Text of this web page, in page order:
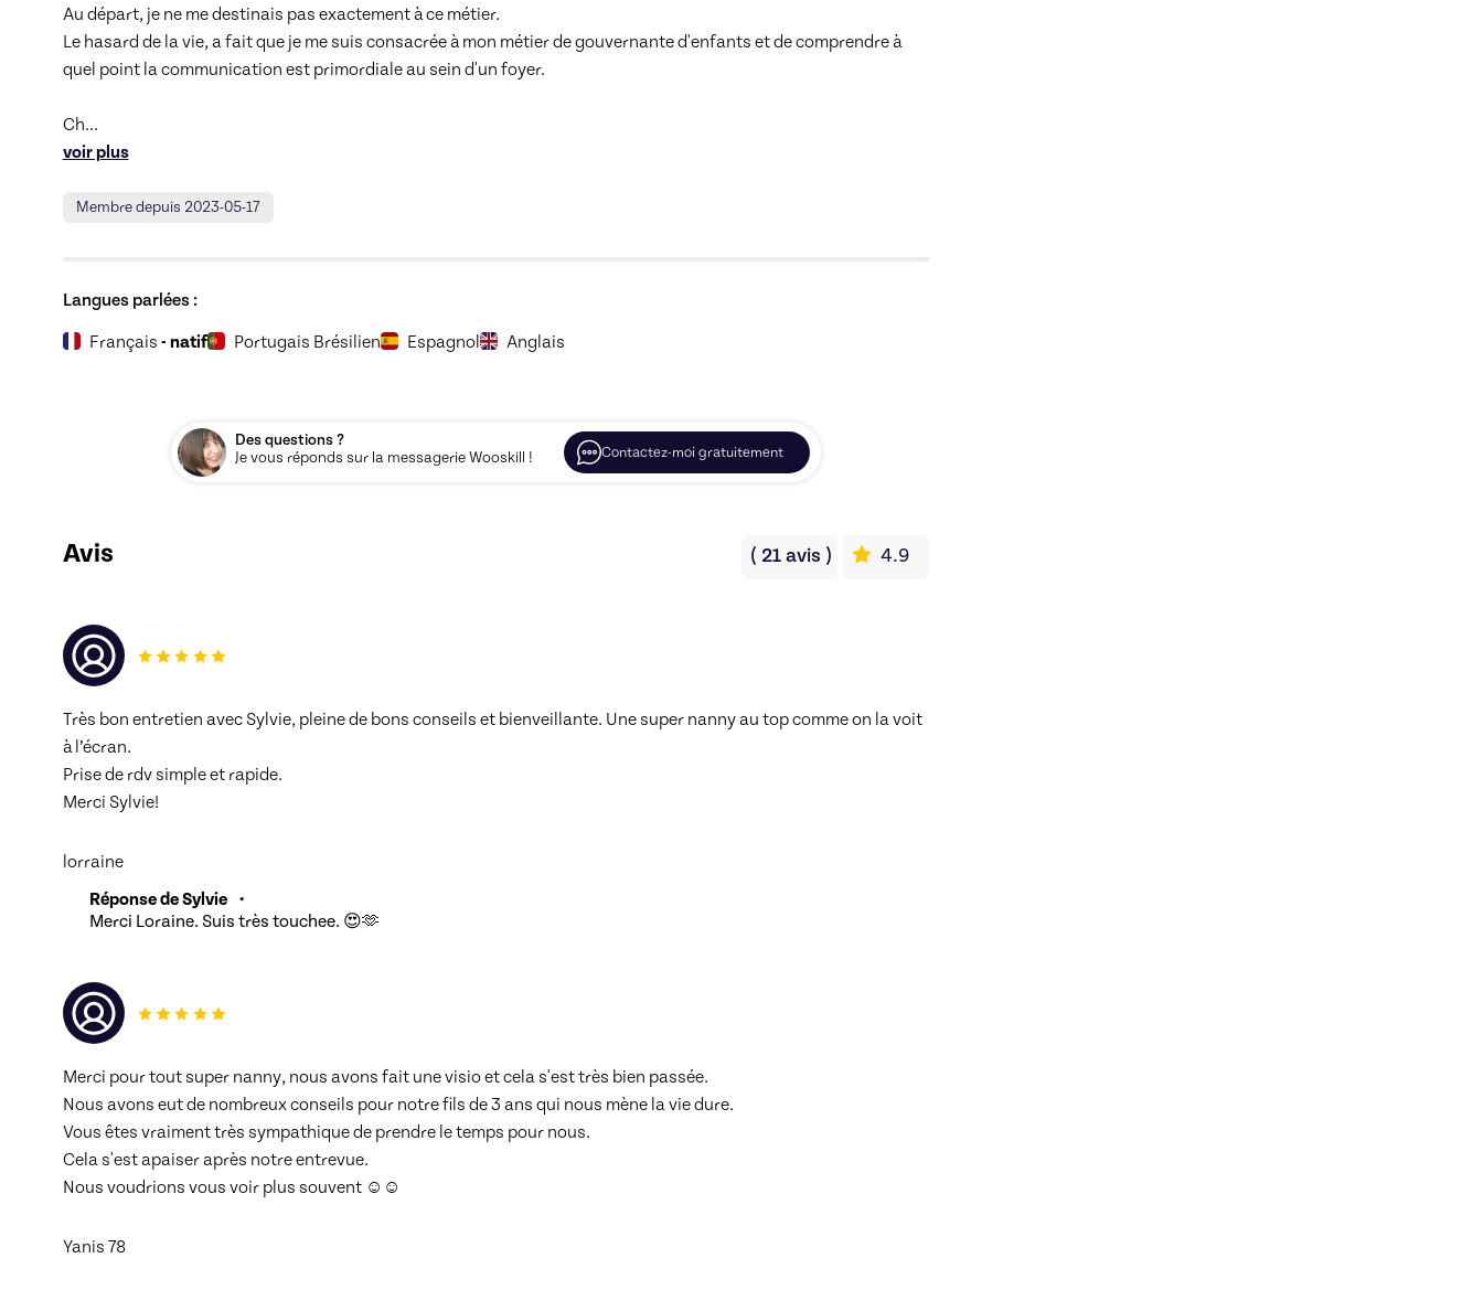
Au départ, je ne me destinais pas exactement à ce métier.
Le hasard de la vie, a fait que je me suis consacrée à mon métier de gouvernante d'enfants et de comprendre à
quel point la communication est primordiale au sein d'un foyer.
Ch...
voir plus
Membre depuis 2023-05-17
Langues parlées :
Français - natif Portugais Brésilien Espagnol Anglais
Des questions ?
Je vous réponds sur la messagerie Wooskill !
Contactez-moi gratuitement
Avis ( 21 avis ) 4.9
Très bon entretien avec Sylvie, pleine de bons conseils et bienveillante. Une super nanny au top comme on la voit
à l’écran.
Prise de rdv simple et rapide.
Merci Sylvie!
lorraine
Réponse de Sylvie
•
Merci Loraine. Suis très touchee. 😍🫶
Merci pour tout super nanny, nous avons fait une visio et cela s'est très bien passée.
Nous avons eut de nombreux conseils pour notre fils de 3 ans qui nous mène la vie dure.
Vous êtes vraiment très sympathique de prendre le temps pour nous.
Cela s'est apaiser après notre entrevue.
Nous voudrions vous voir plus souvent ☺️☺️
Yanis 78